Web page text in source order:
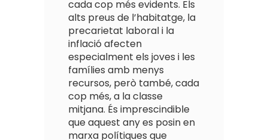
cada cop més evidents. Els
alts preus de l’habitatge, la
precarietat laboral i la
inflació afecten
especialment els joves i les
famílies amb menys
recursos, però també, cada
cop més, a la classe
mitjana. És imprescindible
que aquest any es posin en
marxa polítiques que